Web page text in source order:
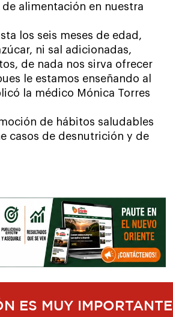
alimentación en nuestra
los seis meses de edad,
ni sal adicionadas,
de nada nos sirva ofrecer
le estamos enseñando al
la médico Mónica Torres
de hábitos saludables
casos de desnutrición y de
ES MUY IMPORTANTE